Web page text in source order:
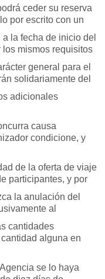
ceder su reserva
por escrito con un
la fecha de inicio del
mismos requisitos
general para el
solidariamente del
adicionales
causa
condicione, y
de la oferta de viaje
participantes, y por
la anulación del
al
cantidades
alguna en
se lo haya